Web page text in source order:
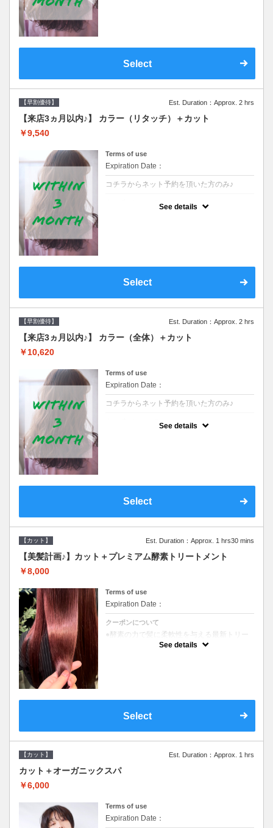
Select
【早割優待】 Est. Duration：Approx. 2 hrs
【来店3ヵ月以内♪】 カラー（リタッチ）＋カット
￥9,540
Terms of use
Expiration Date：
コチラからネット予約を頂いた方のみ♪
See details
Select
【早割優待】 Est. Duration：Approx. 2 hrs
【来店3ヵ月以内♪】 カラー（全体）＋カット
￥10,620
Terms of use
Expiration Date：
コチラからネット予約を頂いた方のみ♪
See details
Select
【カット】 Est. Duration：Approx. 1 hrs30 mins
【美髪計画♪】カット＋プレミアム酵素トリートメント
￥8,000
Terms of use
Expiration Date：
クーポンについて
●酵素の力で髪に柔軟性を与える最新トリー
トメント●ＳＢ込●長さ料金あり《こちらのク
ーポンご利用のお客様のみ》オリジナル酵素
See details
Select
【カット】 Est. Duration：Approx. 1 hrs
カット＋オーガニックスパ
￥6,000
Terms of use
Expiration Date：